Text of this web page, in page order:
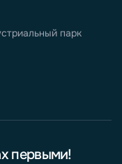
парк
первыми!